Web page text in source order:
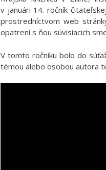
v januári 14. ročník
prostredníctvom web
opatrení s ňou súvisiacich
V tomto ročníku bolo do
témou alebo osobou autora